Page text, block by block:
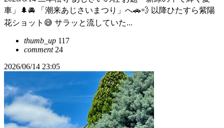
車」🌲🚘 「潮来あじさいまつり」へ🚗💨 以降ひたすら紫陽
花ショット😅 サラッと流していた...
thumb_up 117
comment24
2026/06/14 23:05